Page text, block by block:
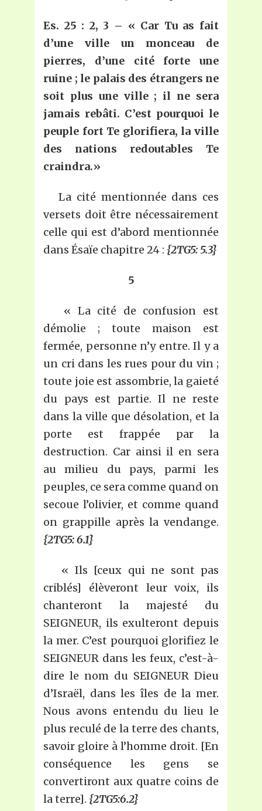
Es. 25 : 2, 3 – « Car Tu as fait
d’une ville un monceau de
pierres, d’une cité forte une
ruine ; le palais des étrangers ne
soit plus une ville ; il ne sera
jamais rebâti. C’est pourquoi le
peuple fort Te glorifiera, la ville
des nations redoutables Te
craindra.»
La cité mentionnée dans ces
versets doit être nécessairement
celle qui est d’abord mentionnée
dans Ésaïe chapitre 24 : {2TG5: 5.3}
5
« La cité de confusion est
démolie ; toute maison est
fermée, personne n’y entre. Il y a
un cri dans les rues pour du vin ;
toute joie est assombrie, la gaieté
du pays est partie. Il ne reste
dans la ville que désolation, et la
porte est frappée par la
destruction. Car ainsi il en sera
au milieu du pays, parmi les
peuples, ce sera comme quand on
secoue l’olivier, et comme quand
on grappille après la vendange.
{2TG5: 6.1}
« Ils [ceux qui ne sont pas
criblés] élèveront leur voix, ils
chanteront la majesté du
SEIGNEUR, ils exulteront depuis
la mer. C’est pourquoi glorifiez le
SEIGNEUR dans les feux, c’est-à-
dire le nom du SEIGNEUR Dieu
d’Israël, dans les îles de la mer.
Nous avons entendu du lieu le
plus reculé de la terre des chants,
savoir gloire à l’homme droit. [En
conséquence les gens se
convertiront aux quatre coins de
la terre]. {2TG5:6.2}